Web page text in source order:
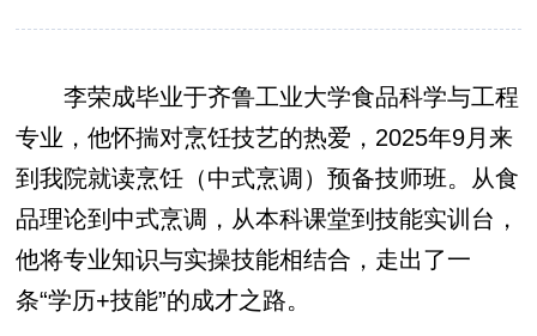
李荣成毕业于齐鲁工业大学食品科学与工程
专业，他怀揣对烹饪技艺的热爱，2025年9月来
到我院就读烹饪（中式烹调）预备技师班。从食
品理论到中式烹调，从本科课堂到技能实训台，
他将专业知识与实操技能相结合，走出了一
条“学历+技能”的成才之路。